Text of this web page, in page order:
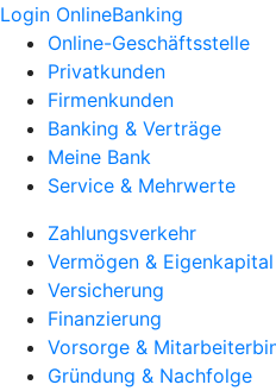
Login OnlineBanking
Online-Geschäftsstelle
Privatkunden
Firmenkunden
Banking & Verträge
Meine Bank
Service & Mehrwerte
Zahlungsverkehr
Vermögen & Eigenkapital
Versicherung
Finanzierung
Vorsorge &
Gründung & Nachfolge